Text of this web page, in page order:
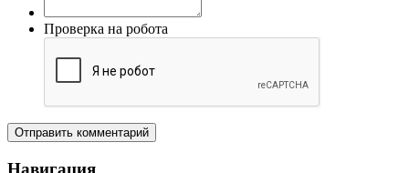
Проверка на робота
Отправить комментарий
Навигация